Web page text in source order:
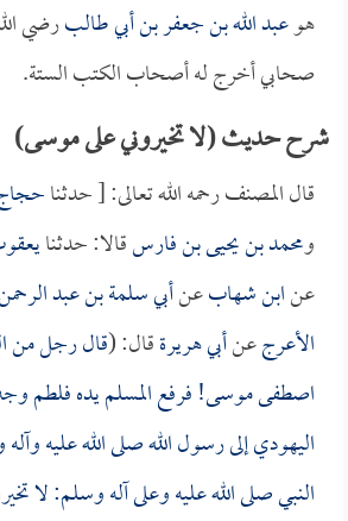
هوعبد الله بن جعفر بن أبي طالبرضي
صحابي أخرج له أصحاب الكتب الستة.
شرح حديث (لا تخيروني على موسى)
قال المصنف رحمه الله تعالى: [ حدثنا
ومحمد بن يحيى بن فارسقالا: حدثنا
عنابن شهابعنأبي سلمة بن عبد
الأعرجعنأبي هريرةقال: (قال رجل من
اصطفى موسى! فرفع المسلم يده فلطم
اليهودي إلى رسول الله صلى الله عليه
النبي صلى الله عليه وعلى آله وسلم: لا